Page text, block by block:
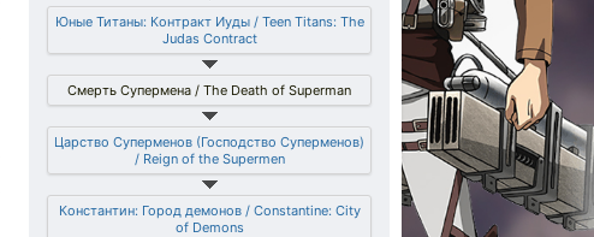
Юные Титаны: Контракт Иуды / Teen Titans: The
Judas Contract
Смерть Супермена / The Death of Superman
Царство Суперменов (Господство Суперменов)
/ Reign of the Supermen
Константин: Город демонов / Constantine: City
of Demons